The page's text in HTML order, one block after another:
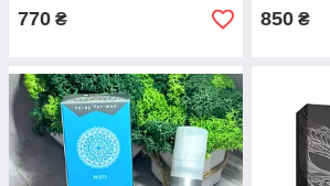
770 ₴ 850 ₴